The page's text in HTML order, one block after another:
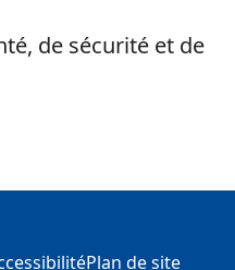
de sécurité et de
Plan de site